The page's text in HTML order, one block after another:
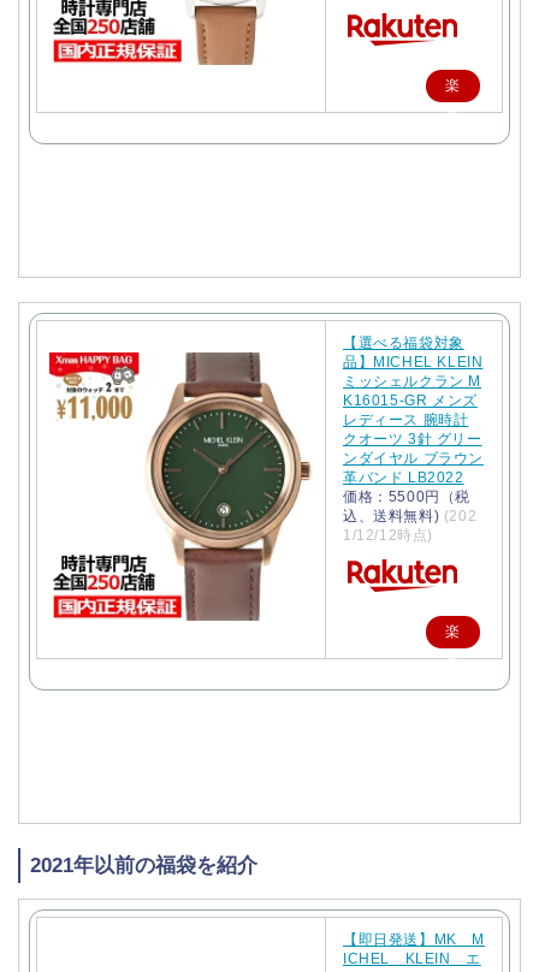
楽
天
【選べる福袋対象
品】MICHEL KLEIN
ミッシェルクラン M
K16015-GR メンズ
レディース 腕時計
クオーツ 3針 グリー
ンダイヤル ブラウン
革バンド LB2022
価格：5500円（税
込、送料無料) (202
1/12/12時点)
楽
天
2021年以前の福袋を紹介
【即日発送】MK M
ICHEL KLEIN エ